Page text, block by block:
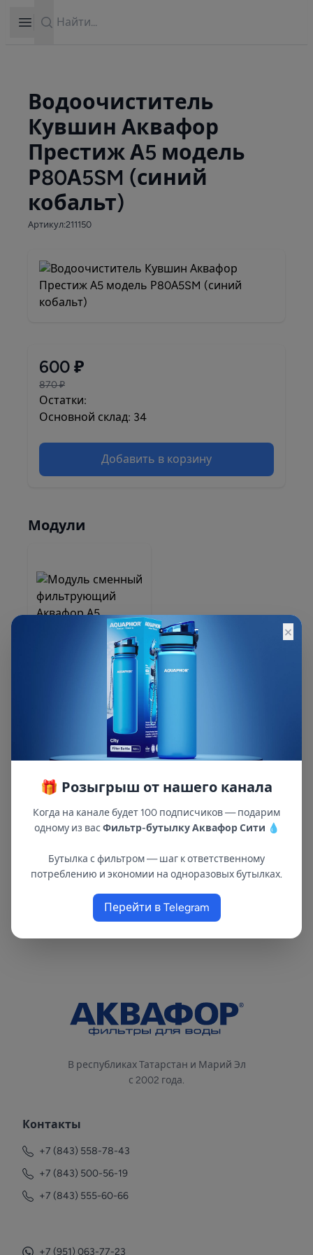
Open sidebar
Водоочиститель
Кувшин Аквафор
Престиж А5 модель
Р80А5SM (синий
кобальт)
Артикул:211150
600 ₽
870 ₽
Остатки:
Основной склад: 34
Добавить в корзину
Модули
Модуль сменный
фильтрующий
Описание
Крышка-слайдер упрощает набор воды и
защищает воронку фильтра от пыли. Фильтр
также оснащен механическим счетчиком
момент сменить картридж. Все части фильтра
изготовлены из высококачественного
пищевого пластика.
В республиках Татарстан и Марий Эл
с 2002 года.
Контакты
+7 (843) 558-78-43
+7 (843) 500-56-19
+7 (843) 555-60-66
+7 (951) 063-77-23
×
🎁 Розыгрыш от нашего канала
Когда на канале будет 100 подписчиков — подарим
одному из вас Фильтр-бутылку Аквафор Сити 💧
Бутылка с фильтром — шаг к ответственному
потреблению и экономии на одноразовых бутылках.
Перейти в Telegram